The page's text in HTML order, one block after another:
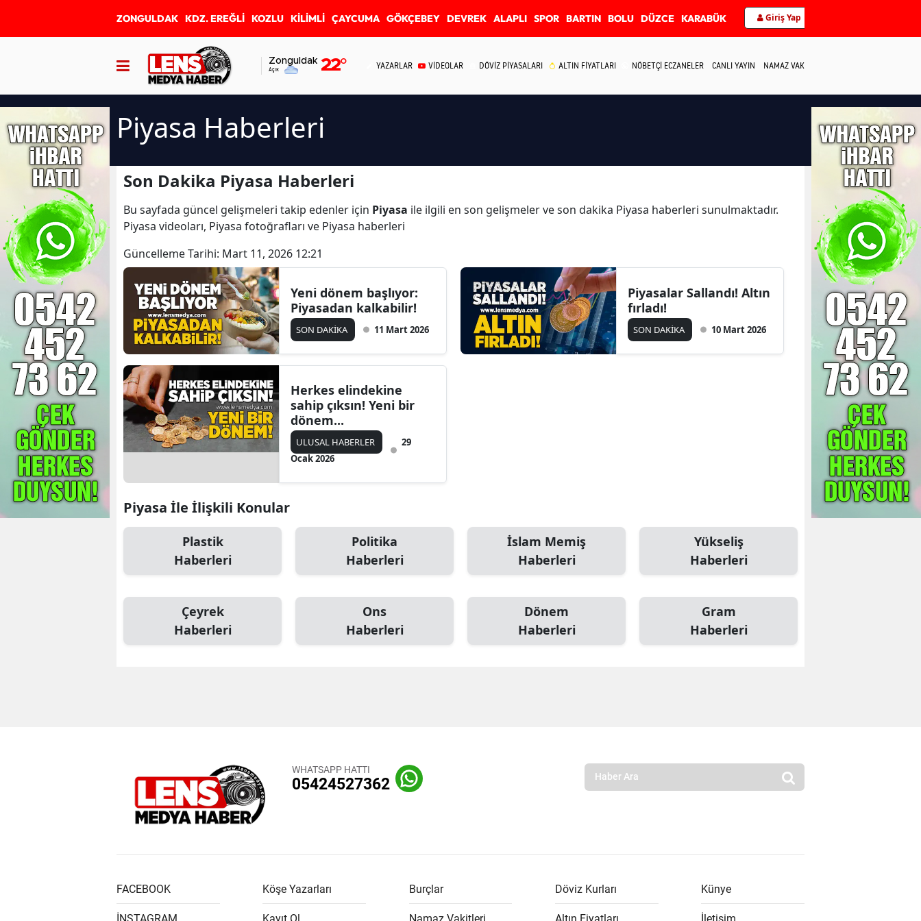
ZONGULDAK KDZ. EREĞLİ KOZLU KİLİMLİ ÇAYCUMA GÖKÇEBEY DEVREK ALAPLI SPOR BARTIN BOLU DÜZCE KARABÜK Giriş Yap
Zonguldak
Açık 22° YAZARLAR VİDEOLAR DÖVİZ PİYASALARI ALTIN FİYATLARI NÖBETÇİ ECZANELER CANLI YAYIN NAMAZ VAKİTLERİ
Piyasa Haberleri
Son Dakika Piyasa Haberleri
Bu sayfada güncel gelişmeleri takip edenler için Piyasa ile ilgili en son gelişmeler ve son dakika Piyasa haberleri sunulmaktadır.
Piyasa videoları, Piyasa fotoğrafları ve Piyasa haberleri
Güncelleme Tarihi: Mart 11, 2026 12:21
Yeni dönem başlıyor:
Piyasadan kalkabilir!
SON DAKİKA 11 Mart 2026
Piyasalar Sallandı! Altın
fırladı!
SON DAKİKA 10 Mart 2026
Herkes elindekine
sahip çıksın! Yeni bir
dönem...
ULUSAL HABERLER
29
Ocak 2026
Piyasa İle İlişkili Konular
Plastik
Haberleri
Politika
Haberleri
İslam Memiş
Haberleri
Yükseliş
Haberleri
Çeyrek
Haberleri
Ons
Haberleri
Dönem
Haberleri
Gram
Haberleri
WHATSAPP HATTI
05424527362
FACEBOOK
İNSTAGRAM
Köşe Yazarları
Kayıt Ol
Burçlar
Namaz Vakitleri
Döviz Kurları
Altın Fiyatları
Künye
İletişim